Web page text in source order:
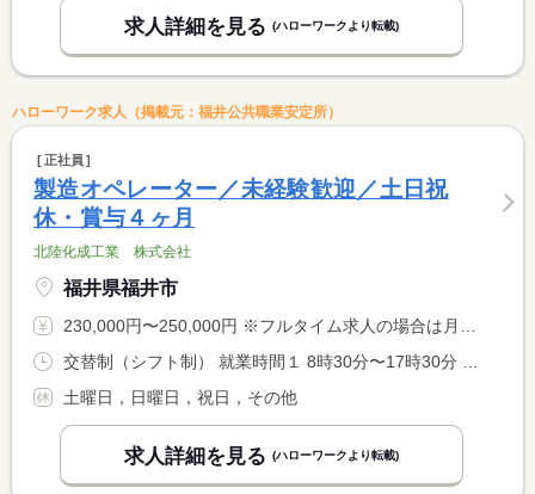
求人詳細を見る (ハローワークより転載)
ハローワーク求人（掲載元：福井公共職業安定所）
正社員
製造オペレーター／未経験歓迎／土日祝
休・賞与４ヶ月
北陸化成工業 株式会社
福井県福井市
230,000円〜250,000円 ※フルタイム求人の場合は月額（換算額）、パート求人の場合は時間額を表示しています。
土曜日，日曜日，祝日，その他
求人詳細を見る (ハローワークより転載)